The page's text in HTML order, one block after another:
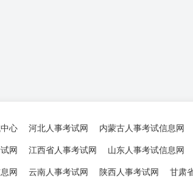
心 河北人事考试网 内蒙古人事考试信息网
网 江西省人事考试网 山东人事考试信息网
网 云南人事考试网 陕西人事考试网 甘肃